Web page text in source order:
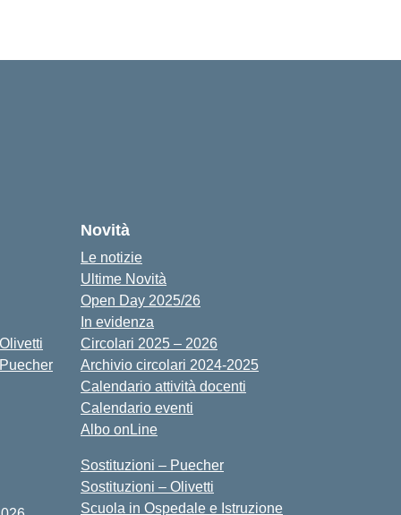
Novità
Le notizie
Ultime Novità
Open Day 2025/26
In evidenza
Circolari 2025 – 2026
Archivio circolari 2024-2025
Calendario attività docenti
Calendario eventi
Albo onLine
Sostituzioni – Puecher
Sostituzioni – Olivetti
Scuola in Ospedale e Istruzione